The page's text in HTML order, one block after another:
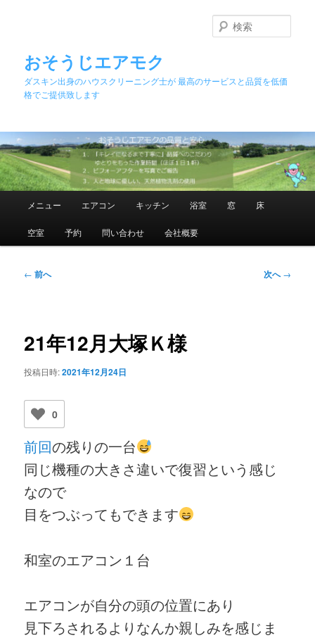
移
動
おそうじエアモク
ダスキン出身のハウスクリーニング士が 最高のサービスと品質を低価
格でご提供致します
索
メ
メニュー エアコン キッチン 浴室 窓 床
空室 予約 問い合わせ 会社概要
投
ー
ョ
← 前へ 次へ→
21年12月大塚Ｋ様
投稿日時:2021年12月24日
0
前回の残りの一台
同じ機種の大きさ違いで復習という感じ
なので
目をつぶってもできます
和室のエアコン１台
エアコンが自分の頭の位置にあり
見下ろされるよりなんか親しみを感じま